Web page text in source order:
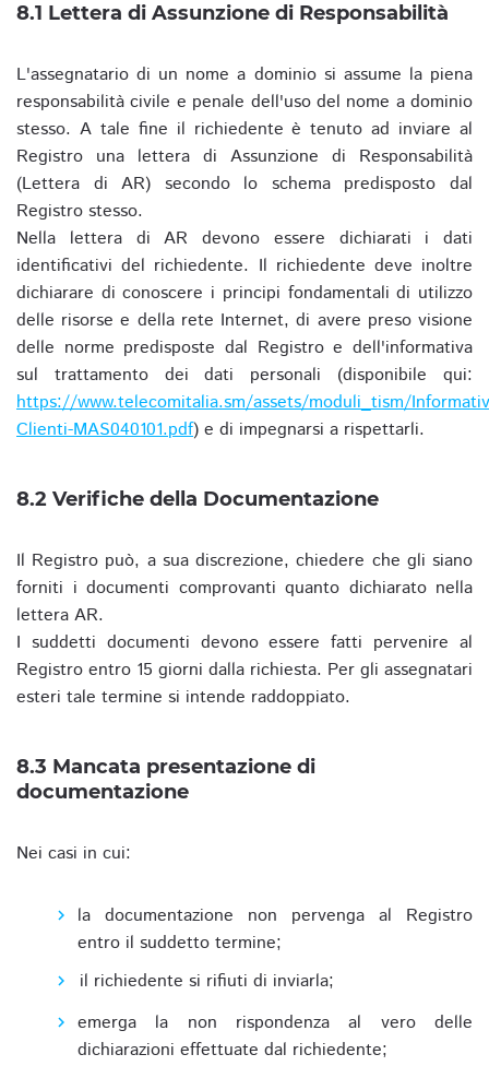
8.1 Lettera di Assunzione di Responsabilità
L'assegnatario di un nome a dominio si assume la piena
responsabilità civile e penale dell'uso del nome a dominio
stesso. A tale fine il richiedente è tenuto ad inviare al
Registro una lettera di Assunzione di Responsabilità
(Lettera di AR) secondo lo schema predisposto dal
Registro stesso.
Nella lettera di AR devono essere dichiarati i dati
identificativi del richiedente. Il richiedente deve inoltre
dichiarare di conoscere i principi fondamentali di utilizzo
delle risorse e della rete Internet, di avere preso visione
delle norme predisposte dal Registro e dell'informativa
sul trattamento dei dati personali (disponibile qui:
https://www.telecomitalia.sm/assets/moduli_tism/
Clienti-MAS040101.pdf) e di impegnarsi a rispettarli.
8.2 Verifiche della Documentazione
Il Registro può, a sua discrezione, chiedere che gli siano
forniti i documenti comprovanti quanto dichiarato nella
lettera AR.
I suddetti documenti devono essere fatti pervenire al
Registro entro 15 giorni dalla richiesta. Per gli assegnatari
esteri tale termine si intende raddoppiato.
8.3 Mancata presentazione di
documentazione
Nei casi in cui:
la documentazione non pervenga al Registro
entro il suddetto termine;
il richiedente si rifiuti di inviarla;
emerga la non rispondenza al vero delle
dichiarazioni effettuate dal richiedente;